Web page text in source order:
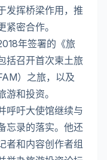
发挥桥梁作用，推
密合作。
年签署的《旅
括召开首次柬土旅
）之旅，以及
和投资。
呼吁大使馆继续与
忘录的落实。他还
者和内容创作者组